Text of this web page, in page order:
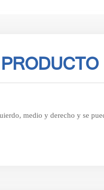
medio y derecho y se